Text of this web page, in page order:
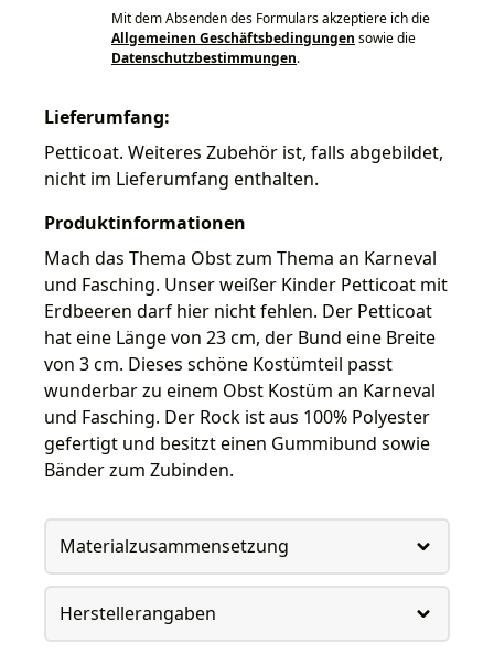
Mit dem Absenden des Formulars akzeptiere ich die
Allgemeinen Geschäftsbedingungen sowie die
Datenschutzbestimmungen.
Lieferumfang:
Petticoat. Weiteres Zubehör ist, falls abgebildet,
nicht im Lieferumfang enthalten.
Produktinformationen
Mach das Thema Obst zum Thema an Karneval
und Fasching. Unser weißer Kinder Petticoat mit
Erdbeeren darf hier nicht fehlen. Der Petticoat
hat eine Länge von 23 cm, der Bund eine Breite
von 3 cm. Dieses schöne Kostümteil passt
wunderbar zu einem Obst Kostüm an Karneval
und Fasching. Der Rock ist aus 100% Polyester
gefertigt und besitzt einen Gummibund sowie
Bänder zum Zubinden.
Materialzusammensetzung
Herstellerangaben